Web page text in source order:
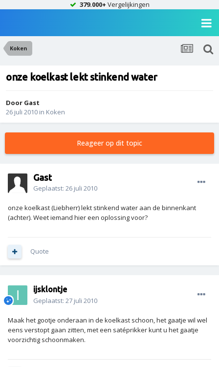
379.000+ Vergelijkingen
Koken
onze koelkast lekt stinkend water
Door Gast
26 juli 2010 in Koken
Reageer op dit topic
Gast
Geplaatst: 26 juli 2010
onze koelkast (Liebherr) lekt stinkend water aan de binnenkant
(achter). Weet iemand hier een oplossing voor?
Quote
ijsklontje
Geplaatst: 27 juli 2010
Maak het gootje onderaan in de koelkast schoon, het gaatje wil wel
eens verstopt gaan zitten, met een satéprikker kunt u het gaatje
voorzichtig schoonmaken.